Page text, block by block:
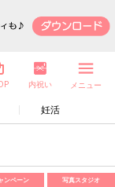
妊活
内祝い メニュー
ンペーン 写真スタジオ